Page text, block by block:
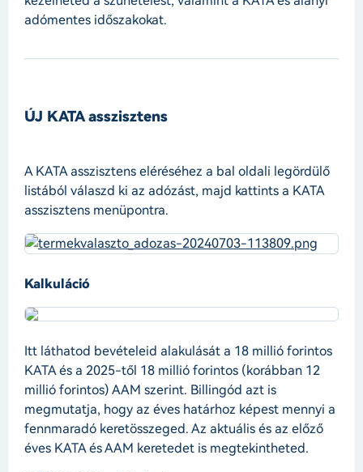
adómentes időszakokat.
ÚJ KATA asszisztens
A KATA asszisztens eléréséhez a bal oldali legördülő
listából válaszd ki az adózást, majd kattints a KATA
asszisztens menüpontra.
Kalkuláció
Itt láthatod bevételeid alakulását a 18 millió forintos
KATA és a 2025-től 18 millió forintos (korábban 12
millió forintos) AAM szerint. Billingód azt is
megmutatja, hogy az éves határhoz képest mennyi a
fennmaradó keretösszeged. Az aktuális és az előző
éves KATA és AAM keretedet is megtekintheted.